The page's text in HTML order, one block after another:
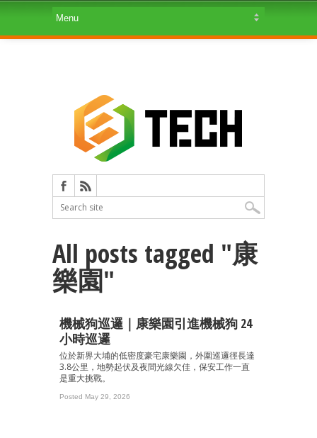
All posts tagged "康
樂園"
機械狗巡邏｜康樂園引進機械狗 24
小時巡邏
位於新界大埔的低密度豪宅康樂園，外圍巡邏徑長達
3.8公里，地勢起伏及夜間光線欠佳，保安工作一直
是重大挑戰。
Posted May 29, 2026